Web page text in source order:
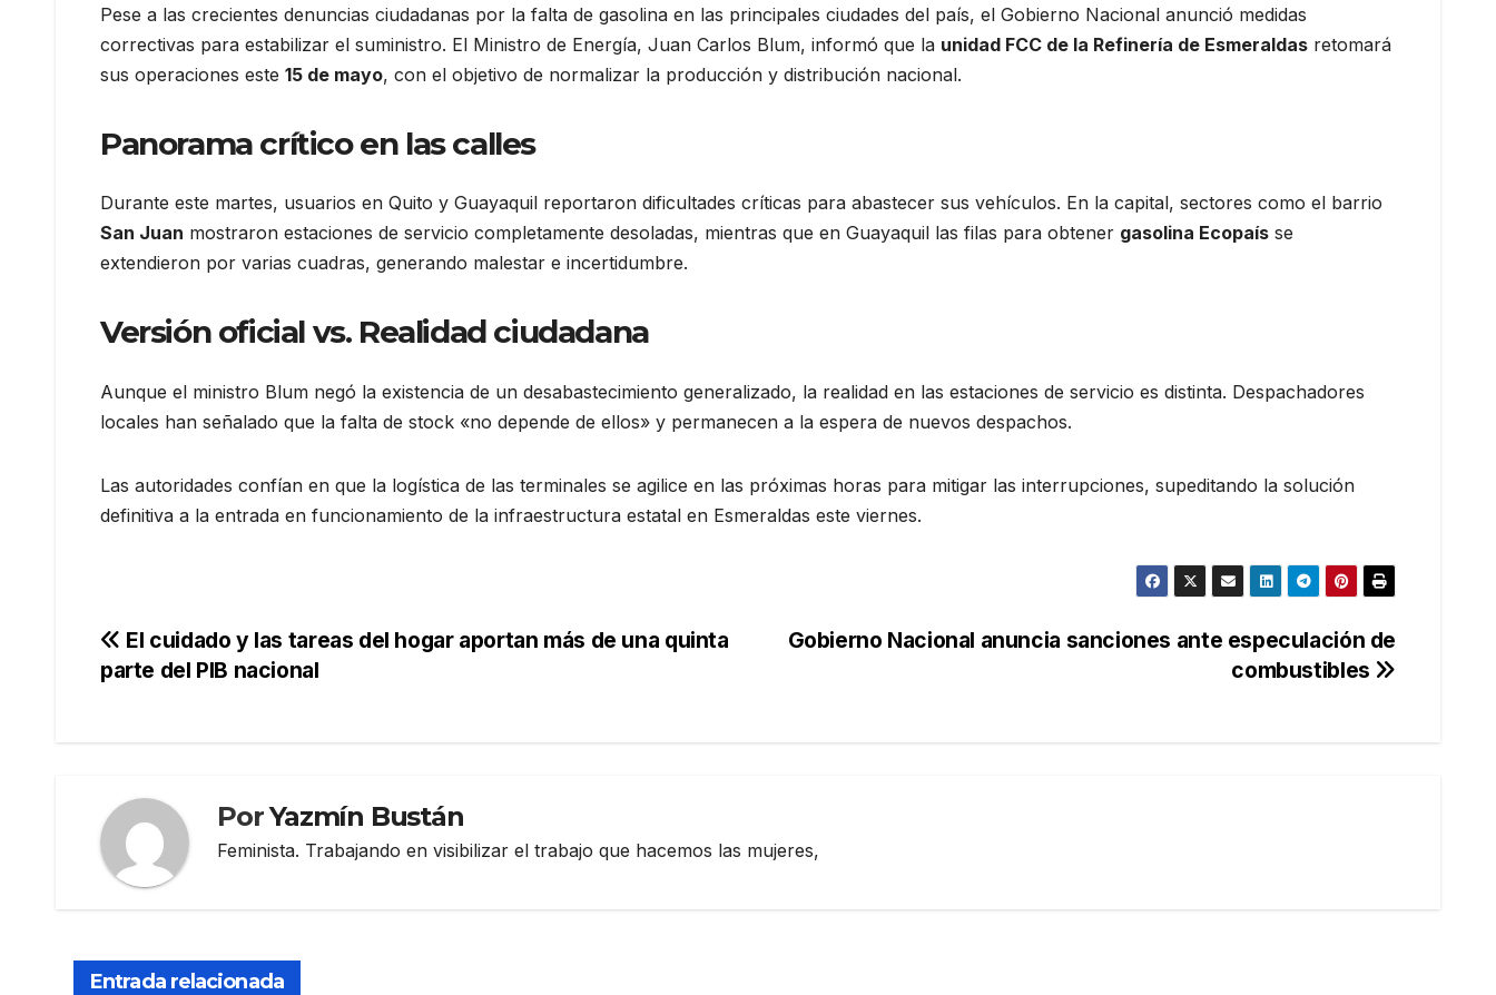
Pese a las crecientes denuncias ciudadanas por la falta de gasolina en las principales ciudades del país, el Gobierno Nacional anunció medidas
correctivas para estabilizar el suministro. El Ministro de Energía, Juan Carlos Blum, informó que la unidad FCC de la Refinería de Esmeraldas retomará
sus operaciones este 15 de mayo, con el objetivo de normalizar la producción y distribución nacional.
Panorama crítico en las calles
Durante este martes, usuarios en Quito y Guayaquil reportaron dificultades críticas para abastecer sus vehículos. En la capital, sectores como el barrio
San Juan mostraron estaciones de servicio completamente desoladas, mientras que en Guayaquil las filas para obtener gasolina Ecopaís se
extendieron por varias cuadras, generando malestar e incertidumbre.
Versión oficial vs. Realidad ciudadana
Aunque el ministro Blum negó la existencia de un desabastecimiento generalizado, la realidad en las estaciones de servicio es distinta. Despachadores
locales han señalado que la falta de stock «no depende de ellos» y permanecen a la espera de nuevos despachos.
Las autoridades confían en que la logística de las terminales se agilice en las próximas horas para mitigar las interrupciones, supeditando la solución
definitiva a la entrada en funcionamiento de la infraestructura estatal en Esmeraldas este viernes.
Navegación
de
Gobierno Nacional anuncia sanciones ante especulación de
combustibles
El cuidado y las tareas del hogar aportan más de una quinta
parte del PIB nacional
PorYazmín Bustán
Feminista. Trabajando en visibilizar el trabajo que hacemos las mujeres,
Entrada relacionada